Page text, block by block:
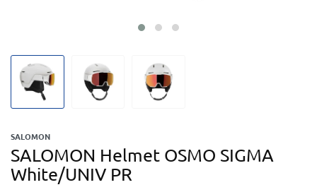
SALOMON
SALOMON Helmet OSMO SIGMA
White/UNIV PR